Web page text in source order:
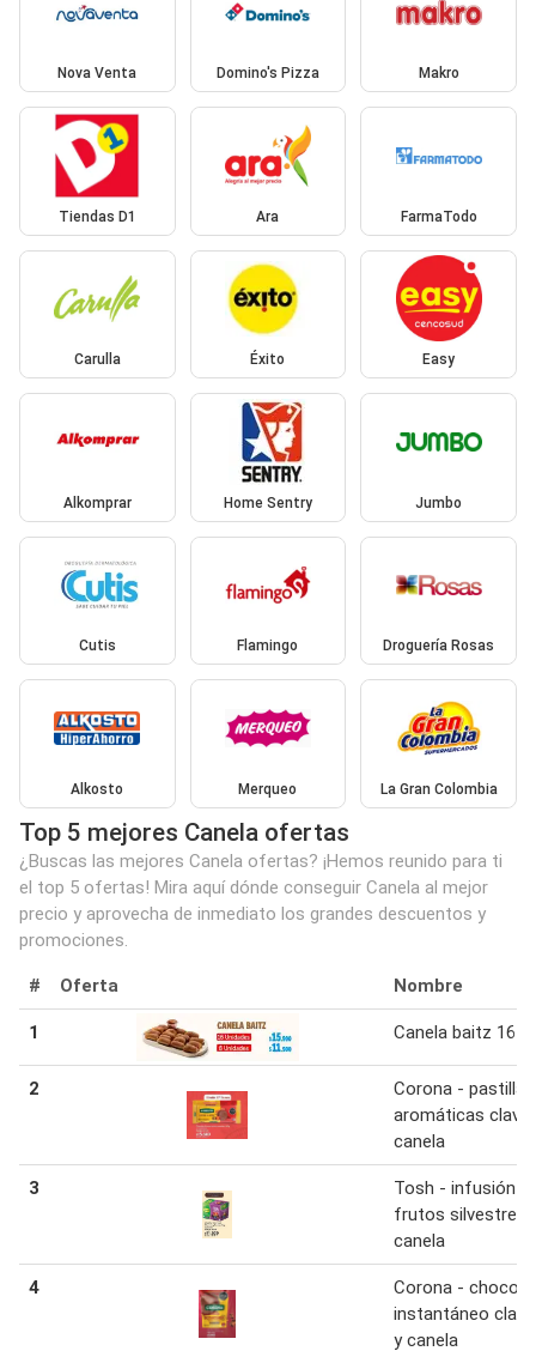
Nova Venta Domino's Pizza Makro
Tiendas D1 Ara FarmaTodo
Carulla Éxito Easy
Alkomprar Home Sentry Jumbo
Cutis Flamingo Droguería Rosas
Alkosto Merqueo La Gran Colombia
Top 5 mejores Canela ofertas
¿Buscas las mejores Canela ofertas? ¡Hemos reunido para ti
el top 5 ofertas! Mira aquí dónde conseguir Canela al mejor
precio y aprovecha de inmediato los grandes descuentos y
promociones.
# Oferta Nombre
1 Canela baitz 16 u
2
Corona - pastillas
aromáticas
canela
3
Tosh - infusión
frutos silvestres
canela
4
Corona -
instantáneo
y canela